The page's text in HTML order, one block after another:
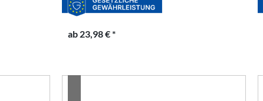
ab 23,98 € *